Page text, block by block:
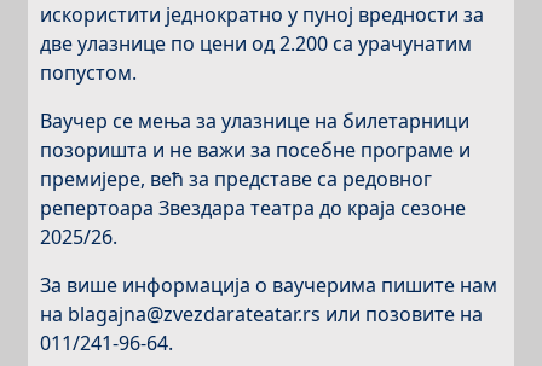
искористити једнократно у пуној вредности за
две улазнице по цени од 2.200 са урачунатим
попустом.
Ваучер се мења за улазнице на билетарници
позоришта и не важи за посебне програме и
премијере, већ за представе са редовног
репертоара Звездара театра до краја сезоне
2025/26.
За више информација о ваучерима пишите нам
на blagajna@zvezdarateatar.rs или позовите на
011/241-96-64.